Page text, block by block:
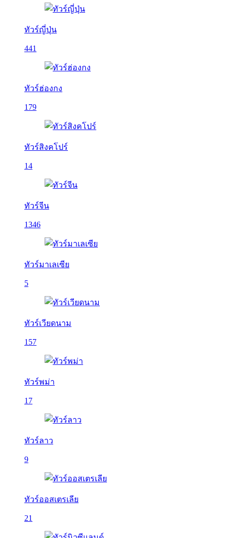
ทัวร์ญี่ปุ่น
441
ทัวร์ฮ่องกง
179
ทัวร์สิงคโปร์
14
ทัวร์จีน
1346
ทัวร์มาเลเซีย
5
ทัวร์เวียดนาม
157
ทัวร์พม่า
17
ทัวร์ลาว
9
ทัวร์ออสเตรเลีย
21